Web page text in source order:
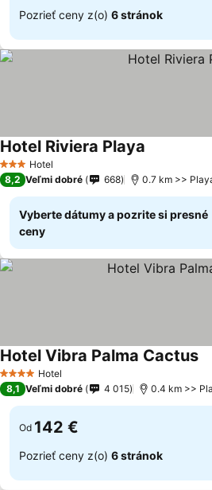
Pozrieť ceny z(o) 6 stránok
3 Počet hviezdičiek
Hotel
Hotel Riviera Playa
8,2 Veľmi dobré 668 0.7 km >>
Vyberte dátumy a pozrite si presné
ceny
4 Počet hviezdičiek
Hotel
Hotel Vibra Palma Cactus
8,1 Veľmi dobré 4 015 0.4 km >>
Od 142 €
Pozrieť ceny z(o) 6 stránok